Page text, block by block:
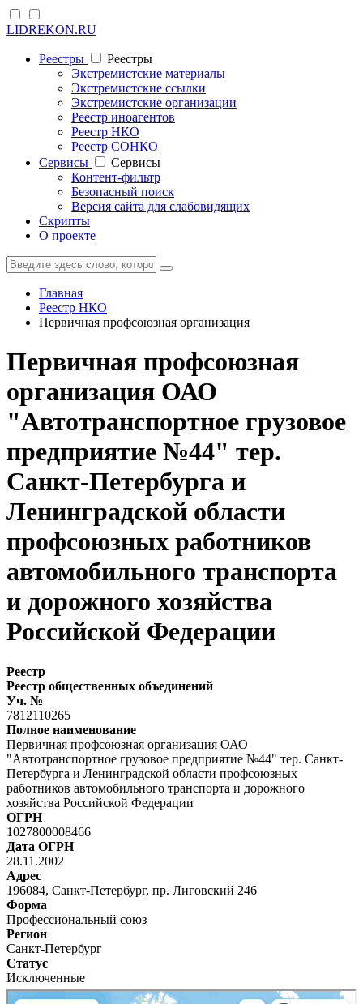
LIDREKON.RU
Реестры
Реестры
Экстремистские материалы
Экстремистские ссылки
Экстремистские организации
Реестр иноагентов
Реестр НКО
Реестр СОНКО
Cервисы
Cервисы
Контент-фильтр
Безопасный поиск
Версия сайта для слабовидящих
Скрипты
О проекте
Главная
Реестр НКО
Первичная профсоюзная организация
Первичная профсоюзная
организация ОАО
"Автотранспортное грузовое
предприятие №44" тер.
Санкт-Петербурга и
Ленинградской области
профсоюзных работников
автомобильного транспорта
и дорожного хозяйства
Российской Федерации
Реестр
Реестр общественных объединений
Уч. №
7812110265
Полное наименование
Первичная профсоюзная организация ОАО
"Автотранспортное грузовое предприятие №44" тер. Санкт-
Петербурга и Ленинградской области профсоюзных
работников автомобильного транспорта и дорожного
хозяйства Российской Федерации
ОГРН
1027800008466
Дата ОГРН
28.11.2002
Адрес
196084, Санкт-Петербург, пр. Лиговский 246
Форма
Профессиональный союз
Регион
Санкт-Петербург
Статус
Исключенные